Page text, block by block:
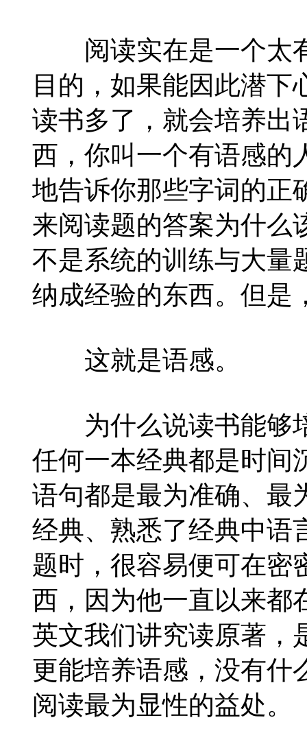
阅读实在是一个太
目的，如果能因此潜
读书多了，就会培养出
西，你叫一个有语感的
地告诉你那些字词的正
来阅读题的答案为什么
不是系统的训练与大量
纳成经验的东西。但是
这就是语感。
为什么说读书能够
任何一本经典都是时间
语句都是最为准确、最
经典、熟悉了经典中语
题时，很容易便可在密
西，因为他一直以来都
英文我们讲究读原著，
更能培养语感，没有什
阅读最为显性的益处。